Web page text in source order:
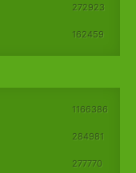
272923
162459
1166386
284981
277770